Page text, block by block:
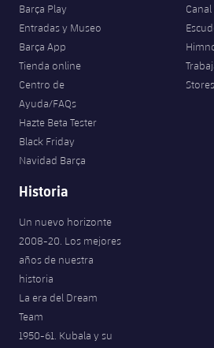
Barça Play
Entradas y Museo
Barça App
Tienda online
Centro de
Ayuda/FAQs
Hazte Beta Tester
Black Friday
Navidad Barça
Stores
Historia
Un nuevo horizonte
2008-20. Los mejores
años de nuestra
historia
La era del Dream
Team
1950-61. Kubala y su